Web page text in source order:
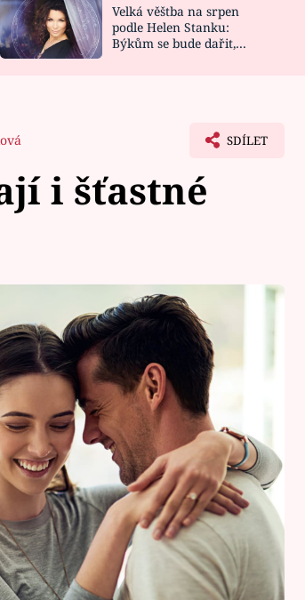
NOVINKY
VIDEORECEPTY
Velká věštba na srpen
podle Helen Stanku:
Býkům se bude dařit,
SDÍLET
i šťastné